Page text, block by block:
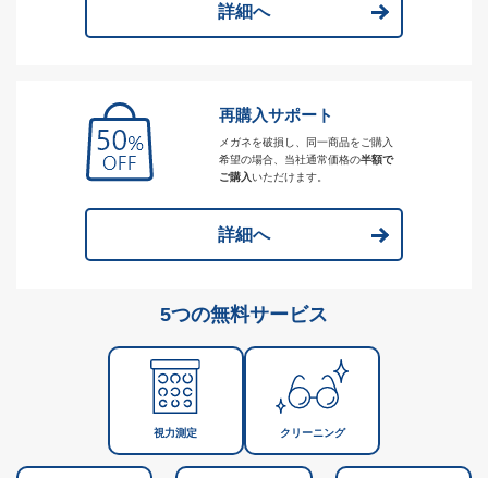
詳細へ
再購入サポート
メガネを破損し、同一商品をご購入
希望の場合、当社通常価格の半額で
ご購入いただけます。
詳細へ
5つの無料サービス
視力測定 クリーニング